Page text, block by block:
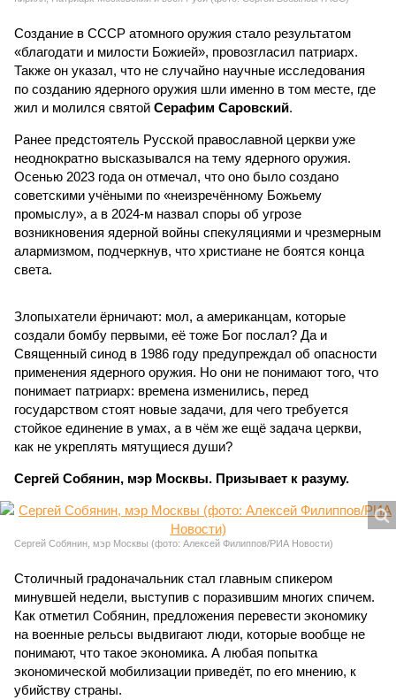
Создание в СССР атомного оружия стало результатом
«благодати и милости Божией», провозгласил патриарх.
Также он указал, что не случайно научные исследования
по созданию ядерного оружия шли именно в том месте, где
жил и молился святой Серафим Саровский.
Ранее предстоятель Русской православной церкви уже
неоднократно высказывался на тему ядерного оружия.
Осенью 2023 года он отмечал, что оно было создано
советскими учёными по «неизречённому Божьему
промыслу», а в 2024-м назвал споры об угрозе
возникновения ядерной войны спекуляциями и чрезмерным
алармизмом, подчеркнув, что христиане не боятся конца
света.
Злопыхатели ёрничают: мол, а американцам, которые
создали бомбу первыми, её тоже Бог послал? Да и
Священный синод в 1986 году предупреждал об опасности
применения ядерного оружия. Но они не понимают того, что
понимает патриарх: времена изменились, перед
государством стоят новые задачи, для чего требуется
стойкое единение в умах, а в чём же ещё задача церкви,
как не укреплять мятущиеся души?
Сергей Собянин, мэр Москвы. Призывает к разуму.
Сергей Собянин, мэр Москвы (фото: Алексей Филиппов/РИА Новости)
Столичный градоначальник стал главным спикером
минувшей недели, выступив с поразившим многих спичем.
Как отметил Собянин, предложения перевести экономику
на военные рельсы выдвигают люди, которые вообще не
понимают, что такое экономика. А любая попытка
экономической мобилизации приведёт, по его мнению, к
убийству страны.